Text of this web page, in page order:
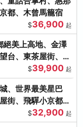
都、木曾馬籠宿
$36,900 起
美上高地、金澤
台、東茶屋街、名
$39,900 起
、世界最美星巴
街、飛驒小京都、
$32,900 起